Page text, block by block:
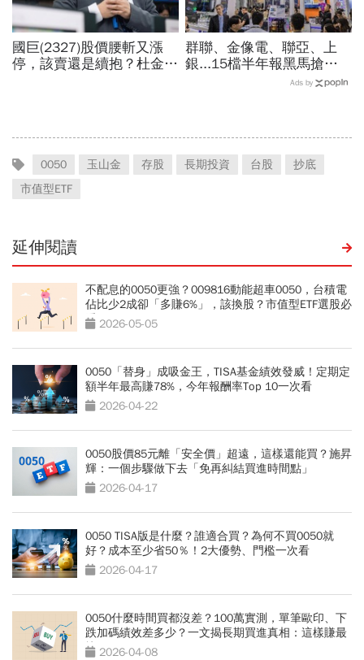
國巨(2327)股價腰斬又漲
停，該賣還是續抱？杜金龍
群聯、金像電、聯亞、上
銀...15檔半年報黑馬搶先
卡位！分析師揭選股4指
Ads by
0050 玉山金 存股 長期投資 台股
抄底
市值型ETF
延伸閱讀
不配息的0050更強？009816動能超車0050，台積電
佔比少2成卻「多賺6%」，該換股？市值型ETF選股必
看 2026-05-05
0050「替身」成吸金王，TISA基金績效發威！定期定
額半年最高賺78%，今年報酬率Top 10一次看
2026-04-22
0050股價85元離「安全價」超遠，這樣還能買？施昇
輝：一個步驟做下去「免再糾結買進時間點」
2026-04-17
0050 TISA版是什麼？誰適合買？為何不買0050就
好？成本至少省50％！2大優勢、門檻一次看
2026-04-17
0050什麼時間買都沒差？100萬實測，單筆歐印、下
跌加碼績效差多少？一文揭長期買進真相：這樣賺最
快 2026-04-08